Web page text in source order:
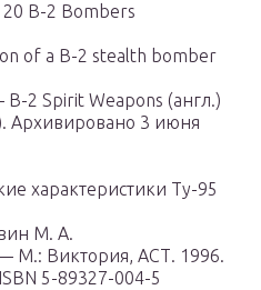
20 B-2 Bombers
of a B-2 stealth bomber
2 Spirit Weapons (англ.)
Архивировано 3 июня
характеристики Ту-95
М. А.
М.: Виктория, АСТ. 1996.
5-89327-004-5